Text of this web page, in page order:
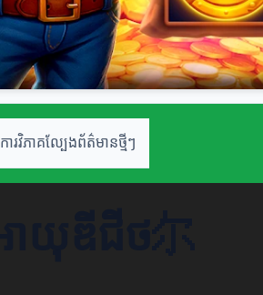
ការវិភាគល្បែងព័ត៌មានថ្មីៗ